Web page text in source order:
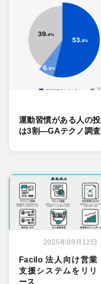
運動習慣がある人の
は3割―GAテクノ調査
2025年09月12日
Facilo 法人向け営業
支援システムをリリ
ース